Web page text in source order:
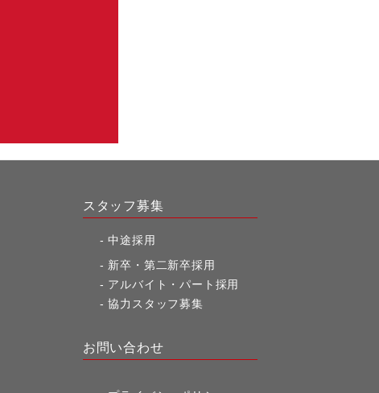
スタッフ募集
中途採用
新卒・第二新卒採用
アルバイト・パート採用
協力スタッフ募集
お問い合わせ